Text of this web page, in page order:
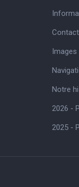
Contact
Notre
2026 -
2025 -